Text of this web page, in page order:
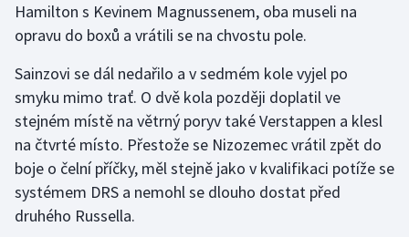
Volejbal
Hamilton s Kevinem Magnussenem, oba museli na
opravu do boxů a vrátili se na chvostu pole.
Sainzovi se dál nedařilo a v sedmém kole vyjel po
smyku mimo trať. O dvě kola později doplatil ve
stejném místě na větrný poryv také Verstappen a klesl
na čtvrté místo. Přestože se Nizozemec vrátil zpět do
boje o čelní příčky, měl stejně jako v kvalifikaci potíže se
systémem DRS a nemohl se dlouho dostat před
druhého Russella.